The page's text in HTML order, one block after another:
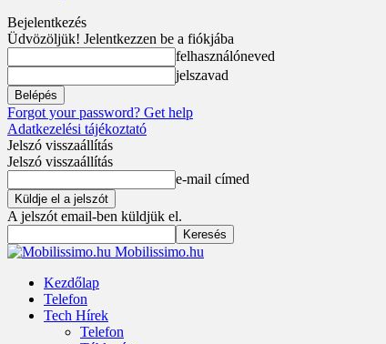
Bejelentkezés
Üdvözöljük! Jelentkezzen be a fiókjába
felhasználóneved
jelszavad
Forgot your password? Get help
Adatkezelési tájékoztató
Jelszó visszaállítás
Jelszó visszaállítás
e-mail címed
A jelszót email-ben küldjük el.
Mobilissimo.hu
Kezdőlap
Telefon
Tech Hírek
Telefon